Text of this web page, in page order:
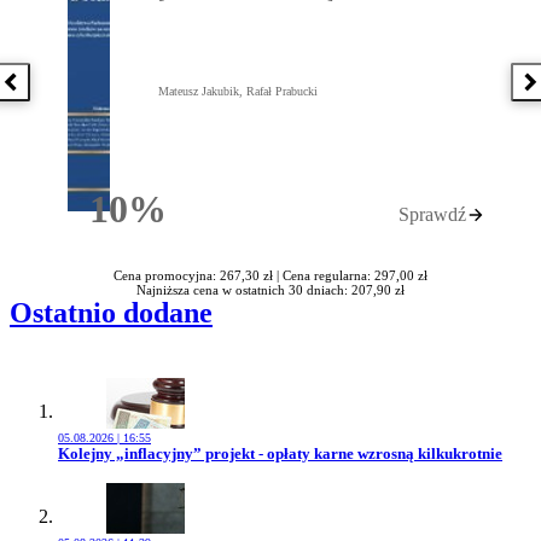
Poprzednia książka
10%Rabatu
Mateusz Jakubik, Rafał Prabucki
Sprawdź
Cena promocyjna: 267,30 zł | Cena regularna: 297,00 zł
Najniższa cena w ostatnich 30 dniach: 207,90 zł
Ostatnio dodane
05.08.2026 | 16:55
Przejdź do artykułu:
Kolejny „inflacyjny” projekt - opłaty karne wzrosną kilkukrotnie